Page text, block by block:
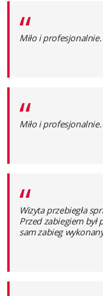
“
Miło i
“
Miło i profesjonalnie.
“
Wizyta przebiegła
Przed zabiegiem był
sam zabieg